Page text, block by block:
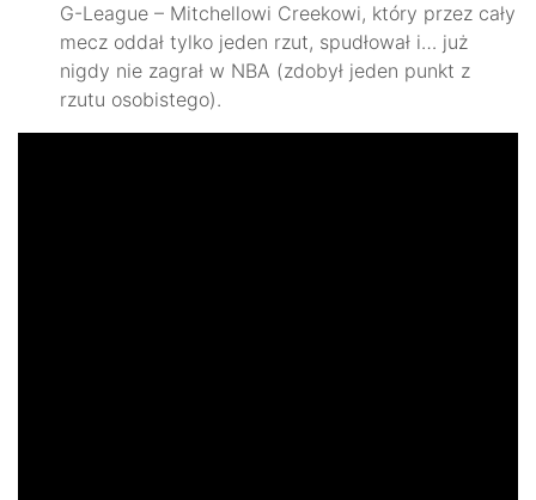
G-League – Mitchellowi Creekowi, który przez cały
mecz oddał tylko jeden rzut, spudłował i… już
nigdy nie zagrał w NBA (zdobył jeden punkt z
rzutu osobistego).